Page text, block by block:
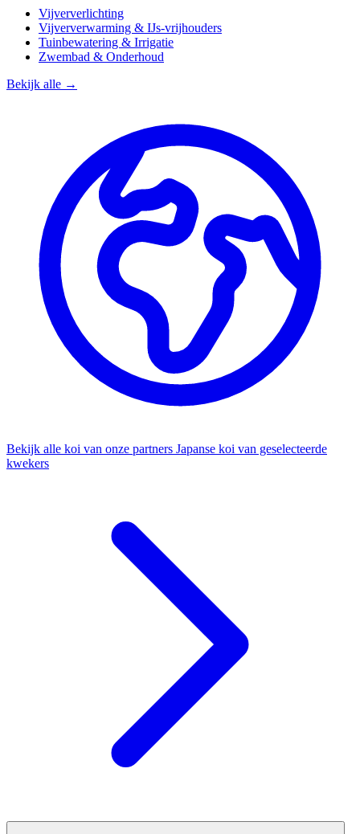
Vijververlichting
Vijververwarming & IJs-vrijhouders
Tuinbewatering & Irrigatie
Zwembad & Onderhoud
Bekijk alle →
Bekijk alle koi van onze partners Japanse koi van geselecteerde
kwekers